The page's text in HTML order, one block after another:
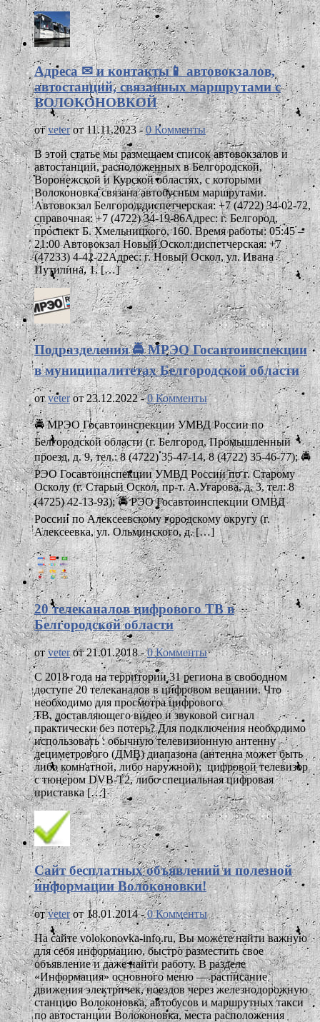
Адреса ✉ и контакты📱 автовокзалов,
автостанций, связанных маршрутами с
ВОЛОКОНОВКОЙ
отveterот 11.11.2023 -0 Комменты
В этой статье мы размещаем список автовокзалов и
автостанций, расположенных в Белгородской,
Воронежской и Курской областях, с которыми
Волоконовка связана автобусным маршрутами.
Автовокзал Белгород:диспетчерская: +7 (4722) 34-02-72,
справочная: +7 (4722) 34-19-86Адрес: г. Белгород,
проспект Б. Хмельницкого, 160. Время работы: 05:45 –
21:00 Автовокзал Новый Оскол:диспетчерская: +7
(47233) 4-42-22Адрес: г. Новый Оскол, ул. Ивана
Путилина, 1. […]
Подразделения 🚔 МРЭО Госавтоинспекции
в муниципалитетах Белгородской области
отveterот 23.12.2022 -0 Комменты
🚔 МРЭО Госавтоинспекции УМВД России по
Белгородской области (г. Белгород, Промышленный
проезд, д. 9, тел.: 8 (4722) 35-47-14, 8 (4722) 35-46-77); 🚔
РЭО Госавтоинспекции УМВД России по г. Старому
Осколу (г. Старый Оскол, пр-т. А.Угарова, д. 3, тел: 8
(4725) 42-13-93); 🚔 РЭО Госавтоинспекции ОМВД
России по Алексеевскому городскому округу (г.
Алексеевка, ул. Ольминского, д. […]
20 телеканалов цифрового ТВ в
Белгородской области
отveterот 21.01.2018 -0 Комменты
С 2018 года на территории 31 региона в свободном
доступе 20 телеканалов в цифровом вещании. Что
необходимо для просмотра цифрового
ТВ, доставляющего видео и звуковой сигнал
практически без потерь? Для подключения необходимо
использовать : обычную телевизионную антенну
дециметрового (ДМВ) диапазона (антенна может быть
либо комнатной, либо наружной); цифровой телевизор
с тюнером DVB-T2, либо специальная цифровая
приставка […]
Сайт бесплатных объявлений и полезной
информации Волоконовки!
отveterот 18.01.2014 -0 Комменты
На сайте volokonovka-info.ru, Вы можете найти важную
для себя информацию, быстро разместить свое
объявление и даже найти работу. В разделе
«Информация» основного меню — расписание
движения электричек, поездов через железнодорожную
станцию Волоконовка, автобусов и маршрутных такси
по автостанции Волоконовка, места расположения